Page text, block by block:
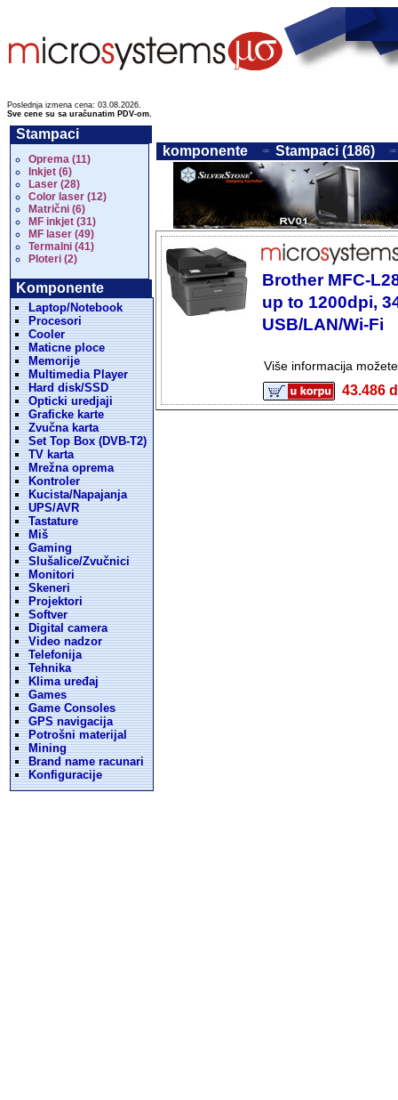
Poslednja izmena cena: 03.08.2026.
Sve cene su sa uračunatim PDV-om.
Stampaci
Oprema (11)
Inkjet (6)
Laser (28)
Color laser (12)
Matrični (6)
MF inkjet (31)
MF laser (49)
Termalni (41)
Ploteri (2)
Komponente
Laptop/Notebook
Procesori
Cooler
Maticne ploce
Memorije
Multimedia Player
Hard disk/SSD
Opticki uredjaji
Graficke karte
Zvučna karta
Set Top Box (DVB-T2)
TV karta
Mrežna oprema
Kontroler
Kucista/Napajanja
UPS/AVR
Tastature
Miš
Gaming
Slušalice/Zvučnici
Monitori
Skeneri
Projektori
Softver
Digital camera
Video nadzor
Telefonija
Tehnika
Klima uređaj
Games
Game Consoles
GPS navigacija
Potrošni materijal
Mining
Brand name racunari
Konfiguracije
komponente Stampaci (186)
Brother MFC-
up to 1200dpi,
USB/LAN/Wi-Fi
Više informacija